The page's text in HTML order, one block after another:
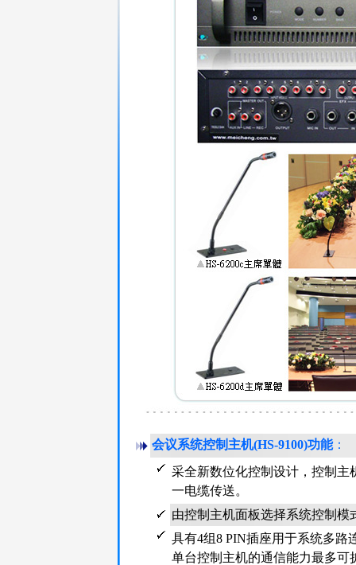
会议系统控制主机(HS-9100)功能：
采全新数位化控制设计，控制主
一电缆传送。
由控制主机面板选择系统控制
具有4组8 PIN插座用于系统多路
单台控制主机的通信能力最多可